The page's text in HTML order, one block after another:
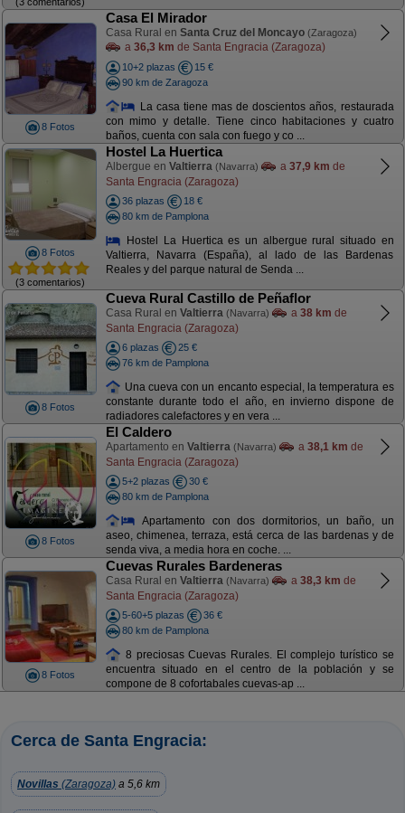
8 Fotos
Casa El Mirador
Casa Rural en Santa Cruz del Moncayo (Zaragoza)
a 36,3 km de Santa Engracia (Zaragoza)
10+2 plazas
15 €
90 km de Zaragoza
La casa tiene mas de doscientos años, restaurada
con mimo y detalle. Tiene cinco habitaciones y cuatro
baños, cuenta con sala con fuego y co ...
8 Fotos
(3 comentarios)
Hostel La Huertica
Albergue en Valtierra (Navarra) a 37,9 km de
Santa Engracia (Zaragoza)
36 plazas
18 €
80 km de Pamplona
Hostel La Huertica es un albergue rural situado en
Valtierra, Navarra (España), al lado de las Bardenas
Reales y del parque natural de Senda ...
8 Fotos
Cueva Rural Castillo de Peñaflor
Casa Rural en Valtierra (Navarra) a 38 km de
Santa Engracia (Zaragoza)
6 plazas
25 €
76 km de Pamplona
Una cueva con un encanto especial, la temperatura es
constante durante todo el año, en invierno dispone de
radiadores calefactores y en vera ...
8 Fotos
El Caldero
Apartamento en Valtierra (Navarra) a 38,1 km de
Santa Engracia (Zaragoza)
5+2 plazas
30 €
80 km de Pamplona
Apartamento con dos dormitorios, un baño, un
aseo, chimenea, terraza, está cerca de las bardenas y de
senda viva, a media hora en coche. ...
8 Fotos
Cuevas Rurales Bardeneras
Casa Rural en Valtierra (Navarra) a 38,3 km de
Santa Engracia (Zaragoza)
5-60+5 plazas
36 €
80 km de Pamplona
8 preciosas Cuevas Rurales. El complejo turístico se
encuentra situado en el centro de la población y se
compone de 8 cofortabales cuevas-ap ...
Cerca de Santa Engracia:
Novillas (Zaragoza) a 5,6 km